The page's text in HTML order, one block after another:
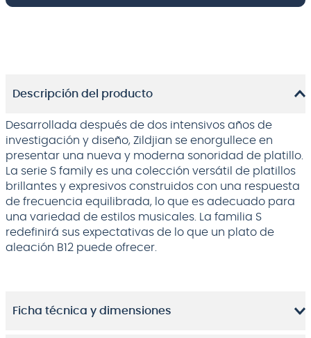
Descripción del producto
Desarrollada después de dos intensivos años de
investigación y diseño, Zildjian se enorgullece en
presentar una nueva y moderna sonoridad de platillo.
La serie S family es una colección versátil de platillos
brillantes y expresivos construidos con una respuesta
de frecuencia equilibrada, lo que es adecuado para
una variedad de estilos musicales. La familia S
redefinirá sus expectativas de lo que un plato de
aleación B12 puede ofrecer.
Ficha técnica y dimensiones